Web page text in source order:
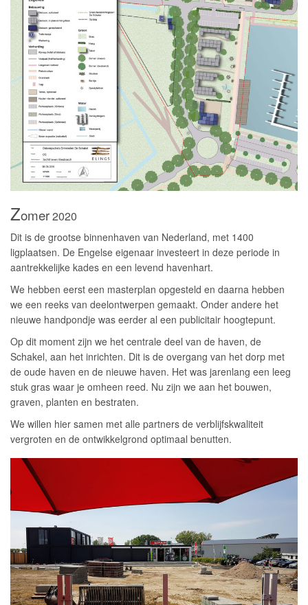
Zomer2020
Dit is de grootse binnenhaven van Nederland, met 1400
ligplaatsen. De Engelse eigenaar investeert in deze periode in
aantrekkelijke kades en een levend havenhart.
We hebben eerst een masterplan opgesteld en daarna hebben
we een reeks van deelontwerpen gemaakt. Onder andere het
nieuwe handpondje was eerder al een publicitair hoogtepunt.
Op dit moment zijn we het centrale deel van de haven, de
Schakel, aan het inrichten. Dit is de overgang van het dorp met
de oude haven en de nieuwe haven. Het was jarenlang een leeg
stuk gras waar je omheen reed. Nu zijn we aan het bouwen,
graven, planten en bestraten.
We willen hier samen met alle partners de verblijfskwaliteit
vergroten en de ontwikkelgrond optimaal benutten.